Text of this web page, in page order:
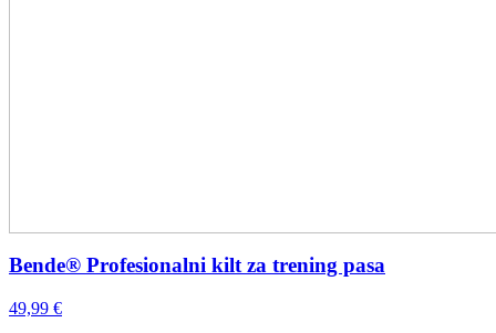
Bende® Profesionalni kilt za trening pasa
49,99 €